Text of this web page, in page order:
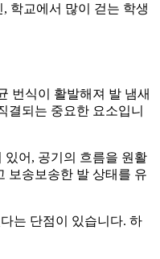
학교에서 많이 걷는 학생
번식이 활발해져 발 냄새
결되는 중요한 요소입니
있어, 공기의 흐름을 원활
보송보송한 발 상태를 유
는 단점이 있습니다. 하